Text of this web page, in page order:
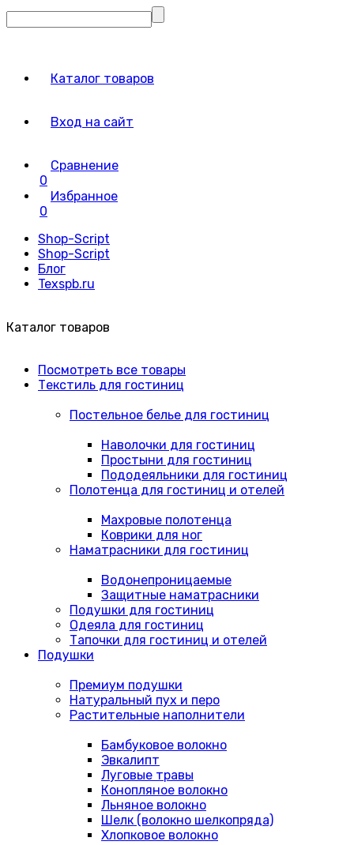
Каталог товаров
Вход на сайт
Сравнение
0
Избранное
0
Shop-Script
Shop-Script
Блог
Texspb.ru
Каталог товаров
Посмотреть все товары
Текстиль для гостиниц
Постельное белье для гостиниц
Наволочки для гостиниц
Простыни для гостиниц
Пододеяльники для гостиниц
Полотенца для гостиниц и отелей
Махровые полотенца
Коврики для ног
Наматрасники для гостиниц
Водонепроницаемые
Защитные наматрасники
Подушки для гостиниц
Одеяла для гостиниц
Тапочки для гостиниц и отелей
Подушки
Премиум подушки
Натуральный пух и перо
Растительные наполнители
Бамбуковое волокно
Эвкалипт
Луговые травы
Конопляное волокно
Льняное волокно
Шелк (волокно шелкопряда)
Хлопковое волокно